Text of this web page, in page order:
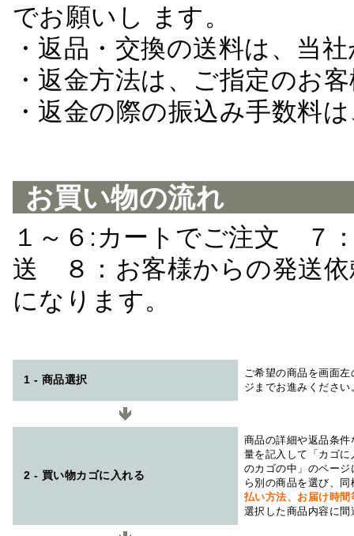
でお願いし ます。
・返品・交換の送料は、当
・返金方法は、ご指定のお
・返金の際の振込み手数料
お買い物の流れ
１～６:カートでご注文 ７
送 ８：お客様からの発送
になります。
1 - 商品選択
ご希望の商品を画面
ジまでお進みください
2 - 買い物カゴに入れる
商品の詳細や返品条
量を記入して「カゴ
のカゴの中」のペー
ら別の商品を選び、
払い方法、お届け時
選択した商品内容に